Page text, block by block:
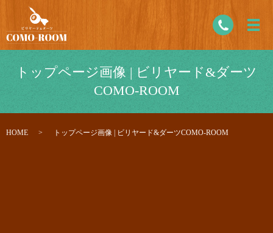
トップページ画像 | ビリヤード&ダーツ
COMO-ROOM
HOME トップページ画像 | ビリヤード&ダーツCOMO-ROOM